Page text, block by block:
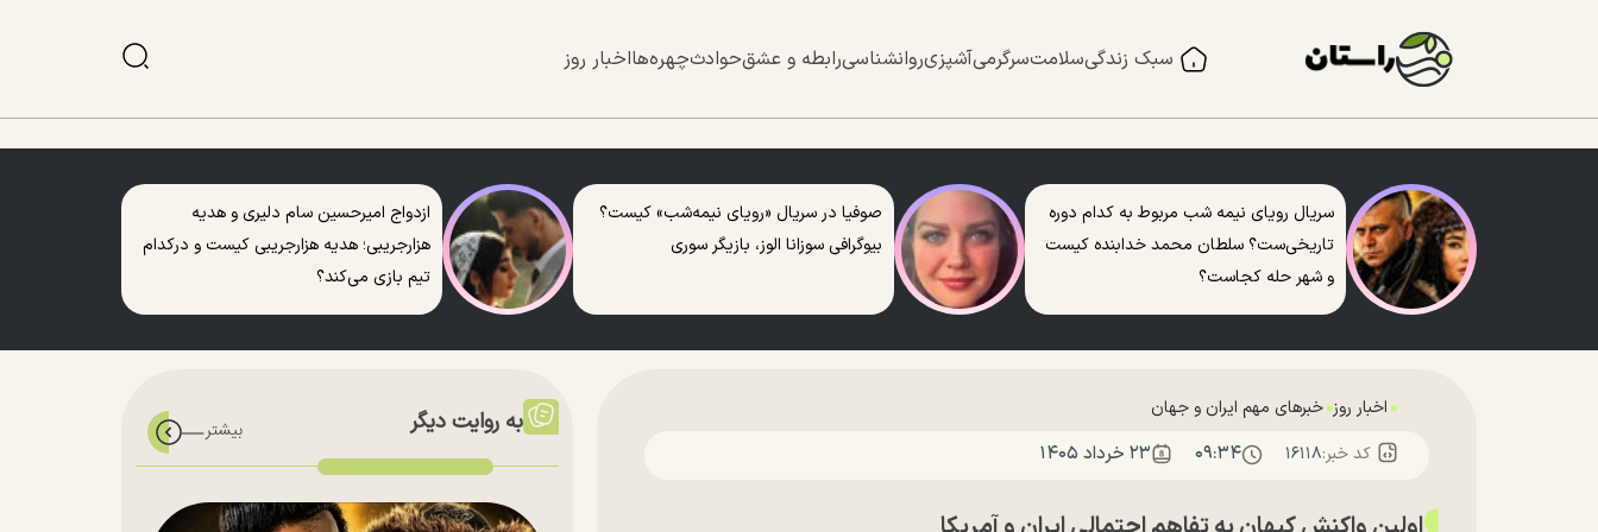
سبک زندگیسلامتسرگرمیآشپزیروانشناسیرابطه و عشقحوادثچهره‌هااخبار روز
سریال رویای نیمه شب مربوط به کدام دوره
تاریخی‌ست؟ سلطان محمد خدابنده کیست
و شهر حله کجاست؟
صوفیا در سریال «رویای نیمه‌شب» کیست؟
بیوگرافی سوزانا الوز، بازیگر سوری
ازدواج امیرحسین سام دلیری و هدیه
هزارجریبی؛ هدیه هزارجریبی کیست و درکدام
تیم بازی می‌کند؟
اخبار روز خبرهای مهم ایران و جهان
کد خبر:۱۶۱۱۸ ۰۹:۳۴ ۲۳ خرداد ۱۴۰۵
به روایت دیگر